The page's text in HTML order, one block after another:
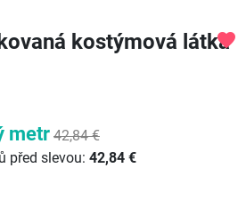
kostýmová látka
favorite
metr 42,84 €
před slevou: 42,84 €